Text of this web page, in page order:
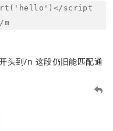
script
头到/n 这段仍旧能匹配通